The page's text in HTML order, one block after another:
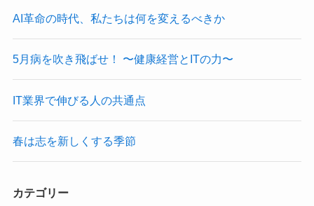
AI革命の時代、私たちは何を変えるべきか
5月病を吹き飛ばせ！ 〜健康経営とITの力〜
IT業界で伸びる人の共通点
春は志を新しくする季節
カテゴリー